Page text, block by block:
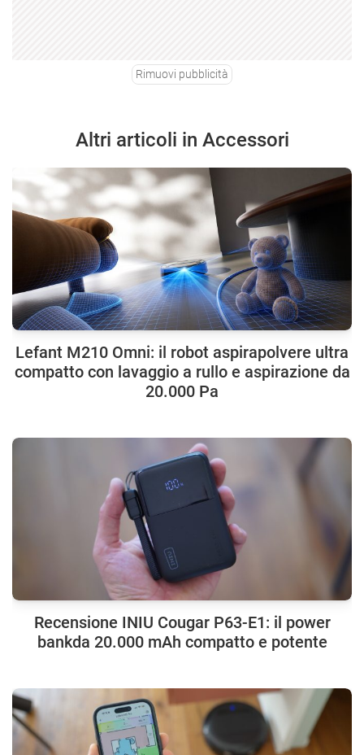
Rimuovi pubblicità
Altri articoli in Accessori
Lefant M210 Omni: il robot aspirapolvere ultra
compatto con lavaggio a rullo e aspirazione da
20.000 Pa
Recensione INIU Cougar P63-E1: il power
bankda 20.000 mAh compatto e potente